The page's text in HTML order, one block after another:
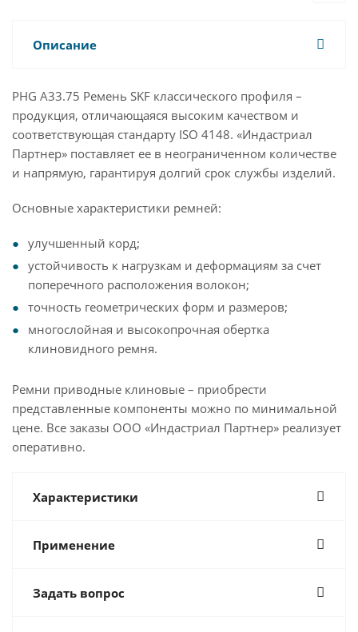
Описание
PHG A33.75 Ремень SKF классического профиля –
продукция, отличающаяся высоким качеством и
соответствующая стандарту ISO 4148. «Индастриал
Партнер» поставляет ее в неограниченном количестве
и напрямую, гарантируя долгий срок службы изделий.
Основные характеристики ремней:
улучшенный корд;
устойчивость к нагрузкам и деформациям за счет
поперечного расположения волокон;
точность геометрических форм и размеров;
многослойная и высокопрочная обертка
клиновидного ремня.
Ремни приводные клиновые – приобрести
представленные компоненты можно по минимальной
цене. Все заказы ООО «Индастриал Партнер» реализует
оперативно.
Характеристики
Применение
Задать вопрос